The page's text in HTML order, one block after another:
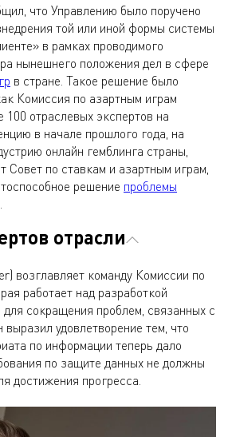
что Управлению было поручено
той или иной формы системы
в рамках проводимого
нынешнего положения дел в сфере
в стране. Такое решение было
Комиссия по азартным играм
100 отраслевых экспертов на
в начале прошлого года, на
онлайн гемблинга страны,
Совет по ставкам и азартным играм,
решение проблемы
.
отрасли
возглавляет команду Комиссии по
работает над разработкой
для сокращения проблем, связанных с
удовлетворение тем, что
по информации теперь дало
по защите данных не должны
достижения прогресса.